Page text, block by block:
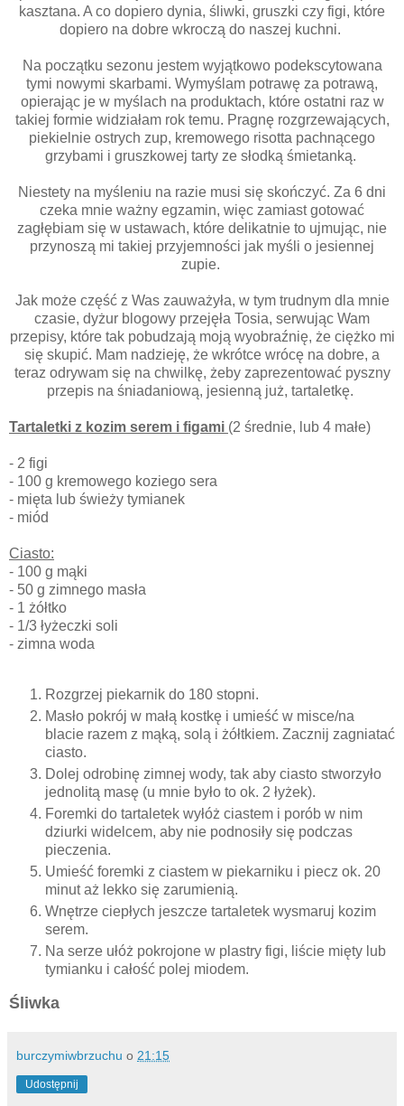
kasztana. A co dopiero dynia, śliwki, gruszki czy figi, które
dopiero na dobre wkroczą do naszej kuchni.
Na początku sezonu jestem wyjątkowo podekscytowana
tymi nowymi skarbami. Wymyślam potrawę za potrawą,
opierając je w myślach na produktach, które ostatni raz w
takiej formie widziałam rok temu. Pragnę rozgrzewających,
piekielnie ostrych zup, kremowego risotta pachnącego
grzybami i gruszkowej tarty ze słodką śmietanką.
Niestety na myśleniu na razie musi się skończyć. Za 6 dni
czeka mnie ważny egzamin, więc zamiast gotować
zagłębiam się w ustawach, które delikatnie to ujmując, nie
przynoszą mi takiej przyjemności jak myśli o jesiennej
zupie.
Jak może część z Was zauważyła, w tym trudnym dla mnie
czasie, dyżur blogowy przejęła Tosia, serwując Wam
przepisy, które tak pobudzają moją wyobraźnię, że ciężko mi
się skupić. Mam nadzieję, że wkrótce wrócę na dobre, a
teraz odrywam się na chwilkę, żeby zaprezentować pyszny
przepis na śniadaniową, jesienną już, tartaletkę.
Tartaletki z kozim serem i figami (2 średnie, lub 4 małe)
- 2 figi
- 100 g kremowego koziego sera
- mięta lub świeży tymianek
- miód
Ciasto:
- 100 g mąki
- 50 g zimnego masła
- 1 żółtko
- 1/3 łyżeczki soli
- zimna woda
Rozgrzej piekarnik do 180 stopni.
Masło pokrój w małą kostkę i umieść w misce/na
blacie razem z mąką, solą i żółtkiem. Zacznij zagniatać
ciasto.
Dolej odrobinę zimnej wody, tak aby ciasto stworzyło
jednolitą masę (u mnie było to ok. 2 łyżek).
Foremki do tartaletek wyłóż ciastem i porób w nim
dziurki widelcem, aby nie podnosiły się podczas
pieczenia.
Umieść foremki z ciastem w piekarniku i piecz ok. 20
minut aż lekko się zarumienią.
Wnętrze ciepłych jeszcze tartaletek wysmaruj kozim
serem.
Na serze ułóż pokrojone w plastry figi, liście mięty lub
tymianku i całość polej miodem.
Śliwka
burczymiwbrzuchu o 21:15
Udostępnij